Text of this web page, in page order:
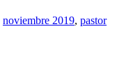
noviembre 2019, pastor